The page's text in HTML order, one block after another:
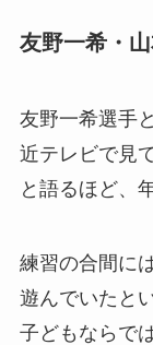
友野一希・
友野一希選手
近テレビで見
と語るほど、
練習の合間に
遊んでいたと
子どもならで